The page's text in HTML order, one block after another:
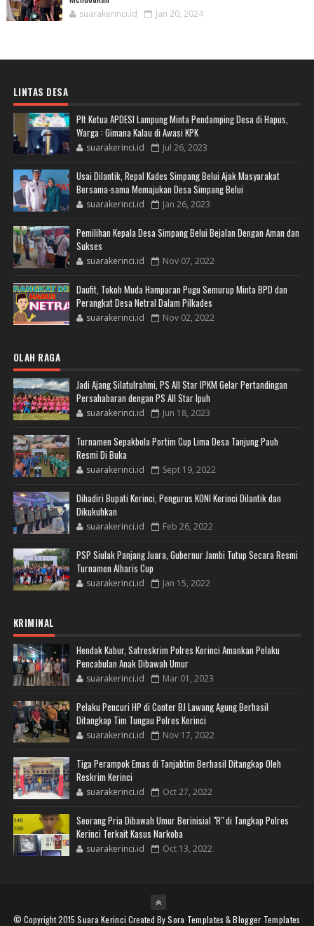
suarakerinci.id Jan 20, 2024
LINTAS DESA
Plt Ketua APDESI Lampung Minta Pendamping Desa di Hapus,
Warga : Gimana Kalau di Awasi KPK
suarakerinci.id Jul 26, 2023
Usai Dilantik, Repal Kades Simpang Belui Ajak Masyarakat
Bersama-sama Memajukan Desa Simpang Belui
suarakerinci.id Jan 26, 2023
Pemilihan Kepala Desa Simpang Belui Bejalan Dengan Aman dan
Sukses
suarakerinci.id Nov 07, 2022
Daufit, Tokoh Muda Hamparan Pugu Semurup Minta BPD dan
Perangkat Desa Netral Dalam Pilkades
suarakerinci.id Nov 02, 2022
OLAH RAGA
Jadi Ajang Silatulrahmi, PS All Star IPKM Gelar Pertandingan
Persahabaran dengan PS All Star Ipuh
suarakerinci.id Jun 18, 2023
Turnamen Sepakbola Portim Cup Lima Desa Tanjung Pauh
Resmi Di Buka
suarakerinci.id Sept 19, 2022
Dihadiri Bupati Kerinci, Pengurus KONI Kerinci Dilantik dan
Dikukuhkan
suarakerinci.id Feb 26, 2022
PSP Siulak Panjang Juara, Gubernur Jambi Tutup Secara Resmi
Turnamen Alharis Cup
suarakerinci.id Jan 15, 2022
KRIMINAL
Hendak Kabur, Satreskrim Polres Kerinci Amankan Pelaku
Pencabulan Anak Dibawah Umur
suarakerinci.id Mar 01, 2023
Pelaku Pencuri HP di Conter BJ Lawang Agung Berhasil
Ditangkap Tim Tungau Polres Kerinci
suarakerinci.id Nov 17, 2022
Tiga Perampok Emas di Tanjabtim Berhasil Ditangkap Oleh
Reskrim Kerinci
suarakerinci.id Oct 27, 2022
Seorang Pria Dibawah Umur Berinisial "R" di Tangkap Polres
Kerinci Terkait Kasus Narkoba
suarakerinci.id Oct 13, 2022
© Copyright 2015Suara Kerinci Created BySora Templates &Blogger Templates